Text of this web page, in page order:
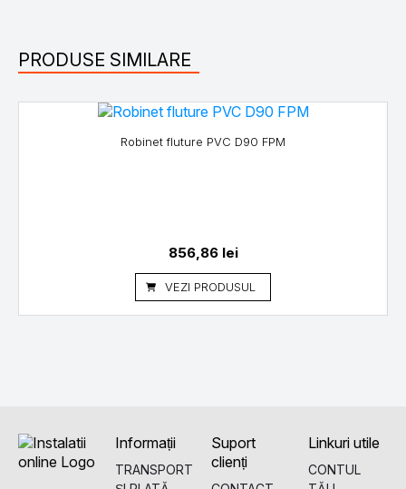
PRODUSE SIMILARE
Robinet fluture PVC D90 FPM
856,86 lei
VEZI PRODUSUL
Informații
TRANSPORT
Suport
clienți
Linkuri utile
CONTUL